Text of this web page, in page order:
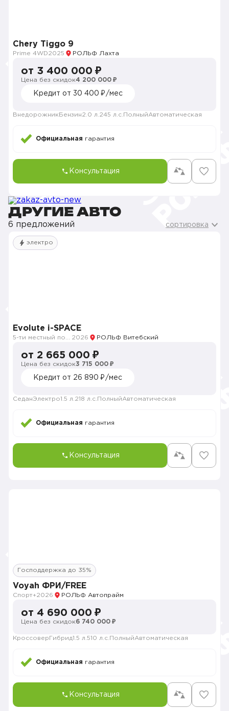
Chery Tiggo 9
Prime 4WD2025 РОЛЬФ Лахта
от 3 400 000 ₽
Цена без скидок4 200 000 ₽
Кредит от 30 400 ₽/мес
Внедорожник Бензин2.0 л. 245 л.с. ПолныйАвтоматическая
Официальная гарантия
Консультация
ДРУГИЕ АВТО
6 предложений сортировка
электро
Evolute i-SPACE
2026 РОЛЬФ Витебский
от 2 665 000 ₽
Цена без скидок3 715 000 ₽
Кредит от 26 890 ₽/мес
СеданЭлектро1.5 л. 218 л.с. ПолныйАвтоматическая
Официальная гарантия
Консультация
Господдержка до 35%
Voyah ФРИ/FREE
Спорт+2026 РОЛЬФ Автопрайм
от 4 690 000 ₽
Цена без скидок6 740 000 ₽
Кроссовер Гибрид1.5 л. 510 л.с. ПолныйАвтоматическая
Официальная гарантия
Консультация